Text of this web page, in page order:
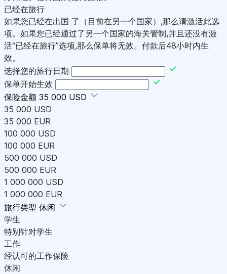
已经在旅行
如果您已经在出国 了（目前在另一个国家）,那么请激活此选
项。如果您已经通过了另一个国家的海关管制,并且还没有激
活“已经在旅行”选项,那么保单将无效。付款后48小时内生
效。
选择您的旅行日期
保单开始生效
保险金额 35 000 USD
35 000 USD
35 000 EUR
100 000 USD
100 000 EUR
500 000 USD
500 000 EUR
1 000 000 USD
1 000 000 EUR
旅行类型 休闲
学生
特别针对学生
工作
经认可的工作保险
休闲